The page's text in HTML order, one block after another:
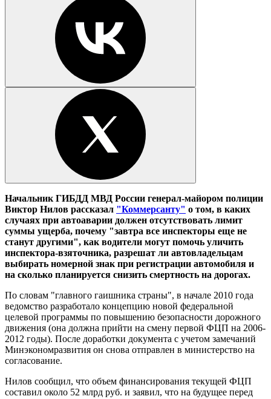
Начальник ГИБДД МВД России генерал-майором полиции
Виктор Нилов рассказал "Коммерсанту" о том, в каких
случаях при автоаварии должен отсутствовать лимит
суммы ущерба, почему "завтра все инспекторы еще не
станут другими", как водители могут помочь уличить
инспектора-взяточника, разрешат ли автовладельцам
выбирать номерной знак при регистрации автомобиля и
на сколько планируется снизить смертность на дорогах.
По словам "главного гаишника страны", в начале 2010 года
ведомство разработало концепцию новой федеральной
целевой программы по повышению безопасности дорожного
движения (она должна прийти на смену первой ФЦП на 2006-
2012 годы). После доработки документа с учетом замечаний
Минэкономразвития он снова отправлен в министерство на
согласование.
Нилов сообщил, что объем финансирования текущей ФЦП
составил около 52 млрд руб. и заявил, что на будущее перед